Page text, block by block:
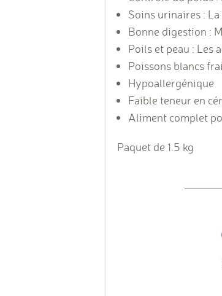
Soins urinaires :
Bonne digestion :
Poils et peau : Les
Poissons blancs
Hypoallergénique
Faible teneur en
Aliment complet
Paquet de 1.5 kg